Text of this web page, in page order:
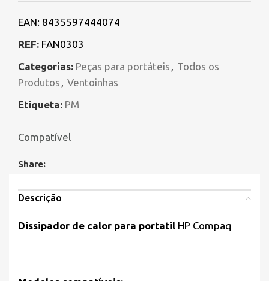
EAN: 8435597444074
REF: FAN0303
Categorias: Peças para portáteis , Todos os
Produtos , Ventoinhas
Etiqueta: PM
Compatível
Share:
Descrição
Dissipador de calor para portatil HP Compaq